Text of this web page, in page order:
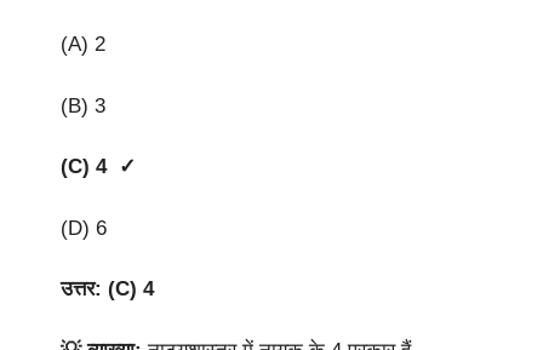
(A) 2
(B) 3
(C) 4 ✓
(D) 6
उत्तर: (C) 4